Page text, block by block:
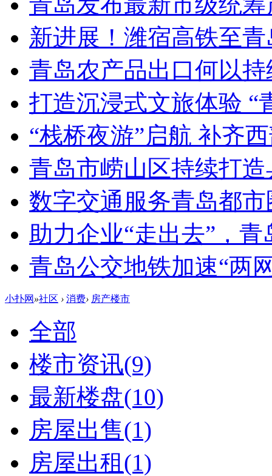
新进展！潍宿高铁至
青岛农产品出口何以持
打造沉浸式文旅体验 “
“栈桥夜游”启航 补齐
青岛市崂山区持续打
数字交通服务青岛都
助力企业“走出去”，
青岛公交地铁加速“两
小扑网 »社区 › 消费› 房产楼市
全部
楼市资讯(9)
最新楼盘(10)
房屋出售(1)
房屋出租(1)